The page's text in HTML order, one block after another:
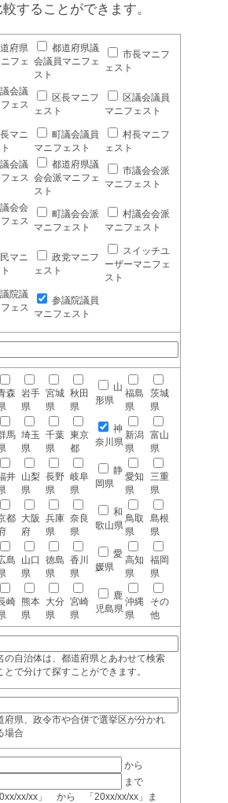
することができます。
府県
フェ
都道府県議
会議員マニフェ
スト
市長マニフ
ェスト
会議
ェス
区長マニフ
ェスト
区議会議員
マニフェスト
マニ
町議会議員
マニフェスト
村長マニフ
ェスト
会議
ェス
都道府県議
会会派マニフェ
スト
市議会会派
マニフェスト
会会
ェス
町議会会派
マニフェスト
村議会会派
マニフェスト
マニ
政党マニフ
ェスト
スイッチユ
ーザーマニフェ
スト
院議
ェス
参議院議員
マニフェスト
森 岩手
県
宮城
県
秋田
県
山
形県
福島
県
茨城
県
馬 埼玉
県
千葉
県
東京
都
神
奈川県
新潟
県
富山
県
井 山梨
県
長野
県
岐阜
県
静
岡県
愛知
県
三重
県
都 大阪
府
兵庫
県
奈良
県
和
歌山県
鳥取
県
島根
県
島
山口
県
徳島
県
香川
県
愛
媛県
高知
県
福岡
県
崎 熊本
県
大分
県
宮崎
県
鹿
児島県
沖縄
県
その
他
自治体は、都道府県とあわせて検索
とで分けて探すことができます。
県、政令市や合併で選挙区が分かれ
場合
から
まで
xx/xx」 から 「20xx/xx/xx」ま